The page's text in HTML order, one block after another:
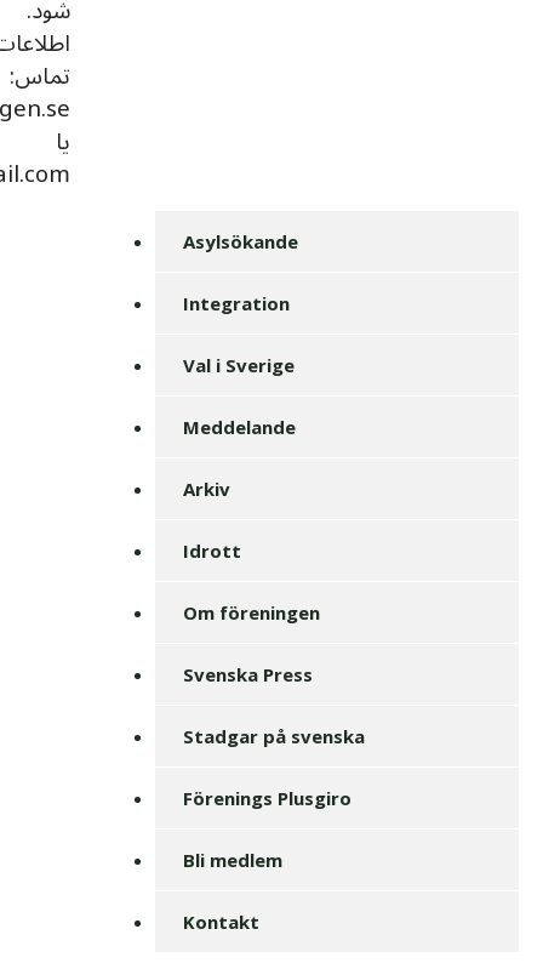
شود.
تماس:
یا
Asylsökande
Integration
Val i Sverige
Meddelande
Arkiv
Idrott
Om föreningen
Svenska Press
Stadgar på svenska
Förenings Plusgiro
Bli medlem
Kontakt